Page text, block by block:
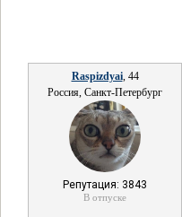
Raspizdyai, 44
Россия, Санкт-Петербург
Репутация: 3843
В отпуске